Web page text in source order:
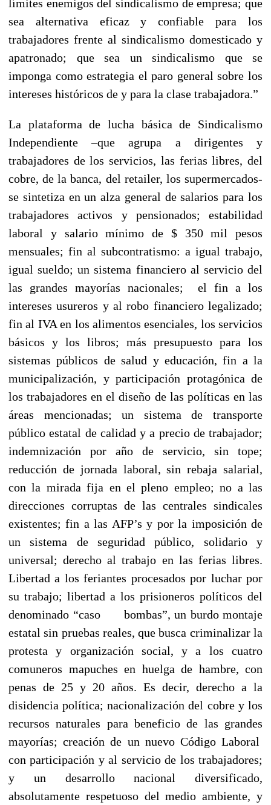
límites enemigos del sindicalismo de empresa; que
sea alternativa eficaz y confiable para los
trabajadores frente al sindicalismo domesticado y
apatronado; que sea un sindicalismo que se
imponga como estrategia el paro general sobre los
intereses históricos de y para la clase trabajadora.”
La plataforma de lucha básica de Sindicalismo
Independiente –que agrupa a dirigentes y
trabajadores de los servicios, las ferias libres, del
cobre, de la banca, del retailer, los supermercados-
se sintetiza en un alza general de salarios para los
trabajadores activos y pensionados; estabilidad
laboral y salario mínimo de $ 350 mil pesos
mensuales; fin al subcontratismo: a igual trabajo,
igual sueldo; un sistema financiero al servicio del
las grandes mayorías nacionales; el fin a los
intereses usureros y al robo financiero legalizado;
fin al IVA en los alimentos esenciales, los servicios
básicos y los libros; más presupuesto para los
sistemas públicos de salud y educación, fin a la
municipalización, y participación protagónica de
los trabajadores en el diseño de las políticas en las
áreas mencionadas; un sistema de transporte
público estatal de calidad y a precio de trabajador;
indemnización por año de servicio, sin tope;
reducción de jornada laboral, sin rebaja salarial,
con la mirada fija en el pleno empleo; no a las
direcciones corruptas de las centrales sindicales
existentes; fin a las AFP’s y por la imposición de
un sistema de seguridad público, solidario y
universal; derecho al trabajo en las ferias libres.
Libertad a los feriantes procesados por luchar por
su trabajo; libertad a los prisioneros políticos del
denominado “caso bombas”, un burdo montaje
estatal sin pruebas reales, que busca criminalizar la
protesta y organización social, y a los cuatro
comuneros mapuches en huelga de hambre, con
penas de 25 y 20 años. Es decir, derecho a la
disidencia política; nacionalización del cobre y los
recursos naturales para beneficio de las grandes
mayorías; creación de un nuevo Código Laboral
con participación y al servicio de los trabajadores;
y un desarrollo nacional diversificado,
absolutamente respetuoso del medio ambiente, y